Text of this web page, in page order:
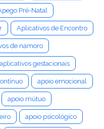
Pré-Natal
Aplicativos de Encontro
de namoro
aplicativos gestacionais
apoio emocional
apoio mútuo
apoio psicológico